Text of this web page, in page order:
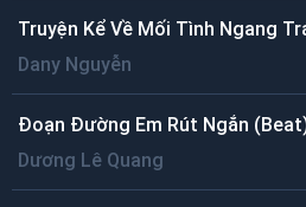
Truyện Kể Về Mối Tình Ngang
Dany Nguyễn
Đoạn Đường Em Rút Ngắn
Dương Lê Quang